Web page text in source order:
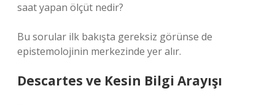
saat yapan ölçüt nedir?
Bu sorular ilk bakışta gereksiz görünse de
epistemolojinin merkezinde yer alır.
Descartes ve Kesin Bilgi Arayışı